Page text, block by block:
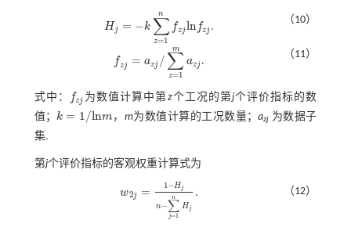
H j = −k ∑
z=1
n
fzj ln fzj
Hj = k∑ z=1n fz fzj .
（10）
fzj = azj / ∑
z=1
m
azj
fzj= azj /∑z=1 m zj .
（11）
式中： fzj
fzj 为数值计算中第 z个工况的第j个评价指标的数
值；k = 1/lnm
k=1/ nm ， m为数值计算的工况数量；azj 为数据子
集.
第j个评价指标的客观权重计算式为
w2j = 1−Hj
n−∑
j=1
n
Hj
w2j= 1- Hjn-∑j=1n H. （12）